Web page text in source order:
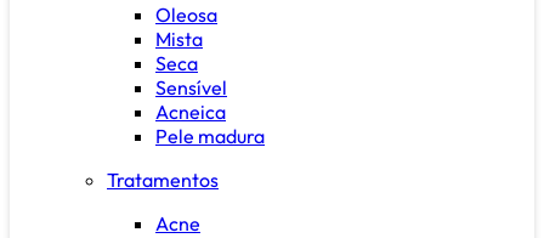
Oleosa
Mista
Seca
Sensível
Acneica
Pele madura
Tratamentos
Acne